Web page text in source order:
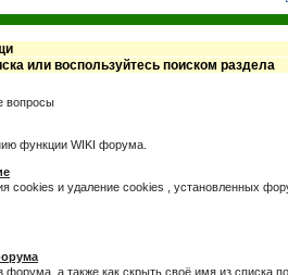
или воспользуйтесь поиском раздела
вопросы
функции WIKI форума.
cookies и удаление cookies , установленных
форума, а также как скрыть своё имя из списка